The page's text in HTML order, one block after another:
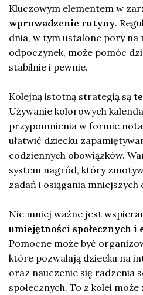
Kluczowym elementem w
wprowadzenie rutyny.
dnia, w tym ustalone pory na
odpoczynek, może pomóc
stabilnie i pewnie.
Kolejną istotną strategią są
Używanie kolorowych
przypomnienia w formie
ułatwić dziecku
codziennych obowiązków.
system nagród, który
zadań i osiągania mniejszych
Nie mniej ważne jest
umiejętności społecznych i
Pomocne może być
które pozwalają dziecku na
oraz nauczenie się radzenia
społecznych. To z kolei